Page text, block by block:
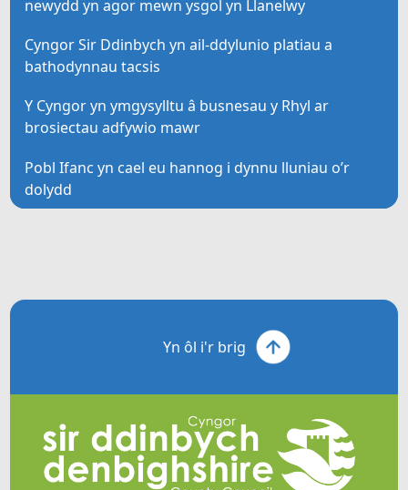
newydd yn agor mewn ysgol yn Llanelwy
Cyngor Sir Ddinbych yn ail-ddylunio platiau a
bathodynnau tacsis
Y Cyngor yn ymgysylltu â busnesau y Rhyl ar
brosiectau adfywio mawr
Pobl Ifanc yn cael eu hannog i dynnu lluniau o’r
dolydd
Yn ôl i'r brig